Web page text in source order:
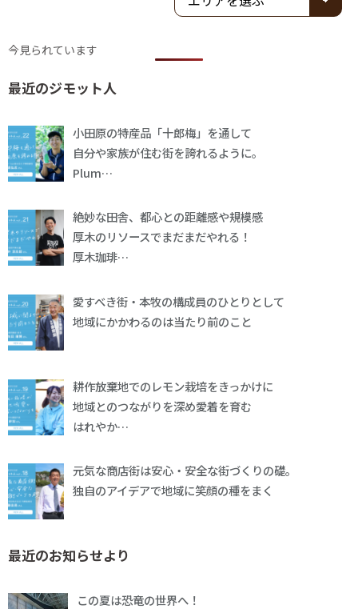
今見られています
最近のジモット人
小田原の特産品「十郎梅」を通して
自分や家族が住む街を誇れるように。
Plum…
絶妙な田舎、都心との距離感や規模感
厚木のリソースでまだまだやれる！
厚木珈琲…
愛すべき街・本牧の構成員のひとりとして
地域にかかわるのは当たり前のこと
耕作放棄地でのレモン栽培をきっかけに
地域とのつながりを深め愛着を育む
はれやか…
元気な商店街は安心・安全な街づくりの礎。
独自のアイデアで地域に笑顔の種をまく
最近のお知らせより
この夏は恐竜の世界へ！